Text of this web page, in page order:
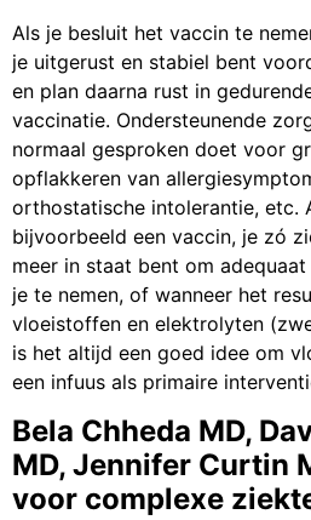
Als je besluit het vaccin te
je uitgerust en stabiel bent
en plan daarna rust in
vaccinatie. Ondersteunende
normaal gesproken doet voor
opflakkeren van
orthostatische intolerantie, etc.
bijvoorbeeld een vaccin, je zó
meer in staat bent om
je te nemen, of wanneer het
vloeistoffen en elektrolyten
is het altijd een goed idee om
een infuus als primaire
Bela Chheda MD,
MD, Jennifer Curtin
voor complexe